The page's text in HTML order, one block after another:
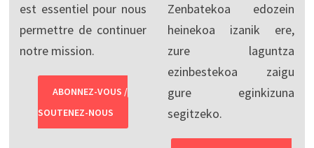
est essentiel pour nous
permettre de continuer
notre mission.
ABONNEZ-VOUS /
SOUTENEZ-NOUS
Zenbatekoa edozein
heinekoa izanik ere,
zure laguntza
ezinbestekoa zaigu
gure eginkizuna
segitzeko.